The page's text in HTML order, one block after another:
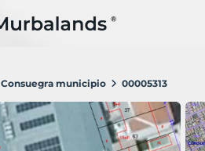
Consuegra municipio 00005313